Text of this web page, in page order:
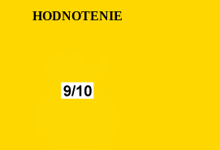
HODNOTENIE